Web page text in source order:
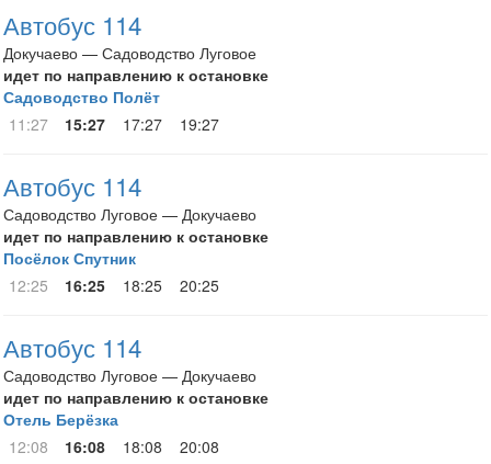
Автобус 114
Докучаево — Садоводство Луговое
идет по направлению к остановке
Садоводство Полёт
11:27
15:27 17:27 19:27
Автобус 114
Садоводство Луговое — Докучаево
идет по направлению к остановке
Посёлок Спутник
12:25
16:25 18:25 20:25
Автобус 114
Садоводство Луговое — Докучаево
идет по направлению к остановке
Отель Берёзка
12:08
16:08 18:08 20:08